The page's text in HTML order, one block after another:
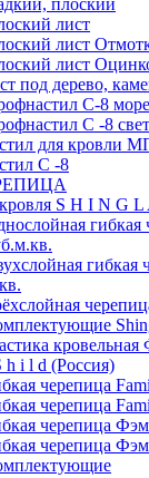
плоский
лист
лист
лист
под дерево,
С-8
С -8
для кровли
С -8
S H I N G
гибкая
гибкая
кровельная
h i l d (Россия)
черепица
черепица
черепица
черепица